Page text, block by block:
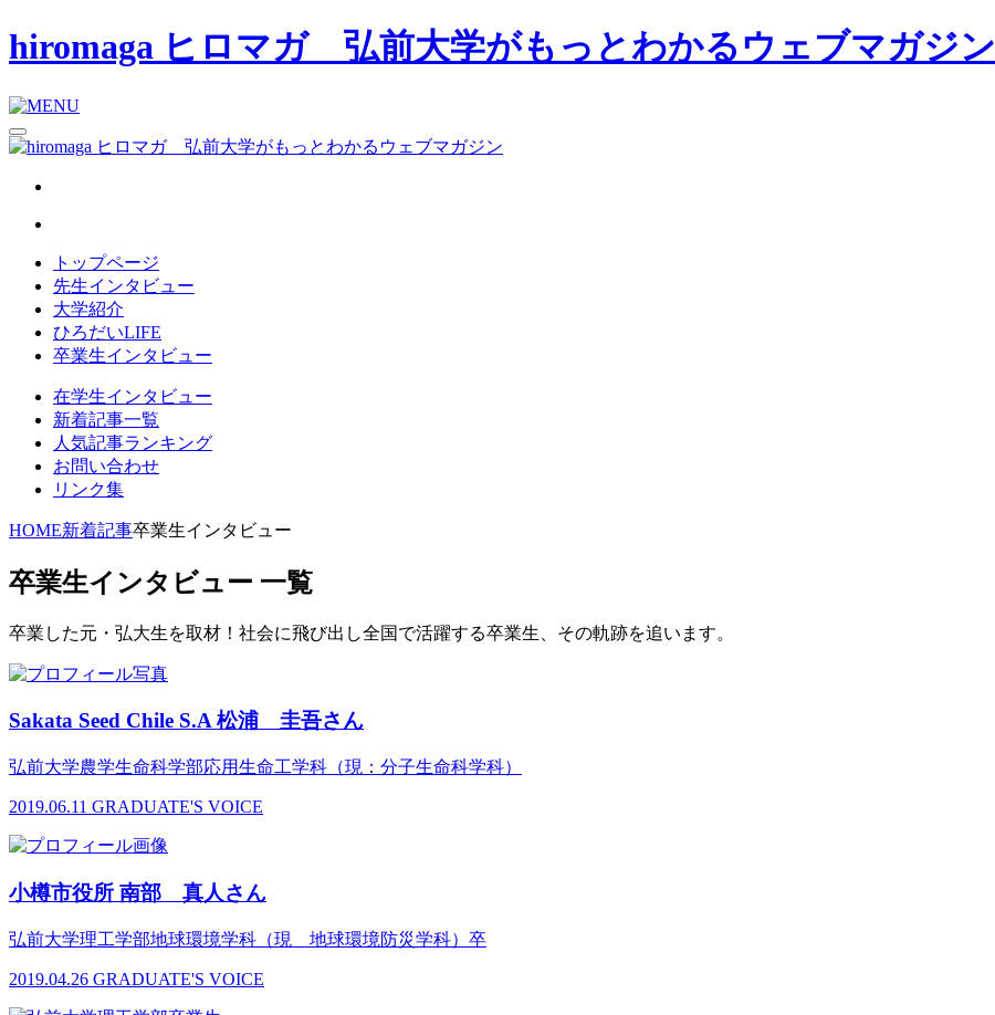
hiromaga ヒロマガ 弘前大学がもっとわかるウェブマガジン
トップページ
先生インタビュー
大学紹介
ひろだいLIFE
卒業生インタビュー
在学生インタビュー
新着記事一覧
人気記事ランキング
お問い合わせ
リンク集
HOME新着記事卒業生インタビュー
卒業生インタビュー 一覧
卒業した元・弘大生を取材！社会に飛び出し全国で活躍する卒業生、その軌跡を追います。
Sakata Seed Chile S.A 松浦 圭吾さん
弘前大学農学生命科学部応用生命工学科（現：分子生命科学科）
2019.06.11 GRADUATE'S VOICE
小樽市役所 南部 真人さん
弘前大学理工学部地球環境学科（現 地球環境防災学科）卒
2019.04.26 GRADUATE'S VOICE